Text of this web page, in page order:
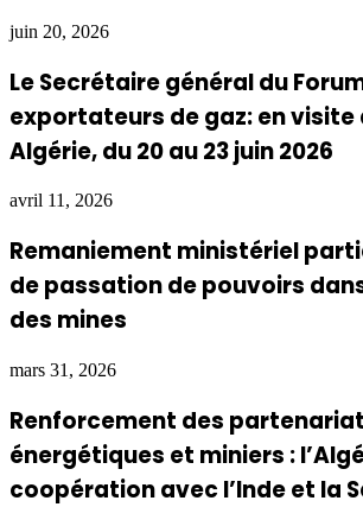
juin 20, 2026
Le Secrétaire général du
exportateurs de gaz: en visite
Algérie, du 20 au 23 juin 2026
avril 11, 2026
Remaniement ministériel
de passation de pouvoirs
des mines
mars 31, 2026
Renforcement des
énergétiques et miniers :
coopération avec l’Inde et la